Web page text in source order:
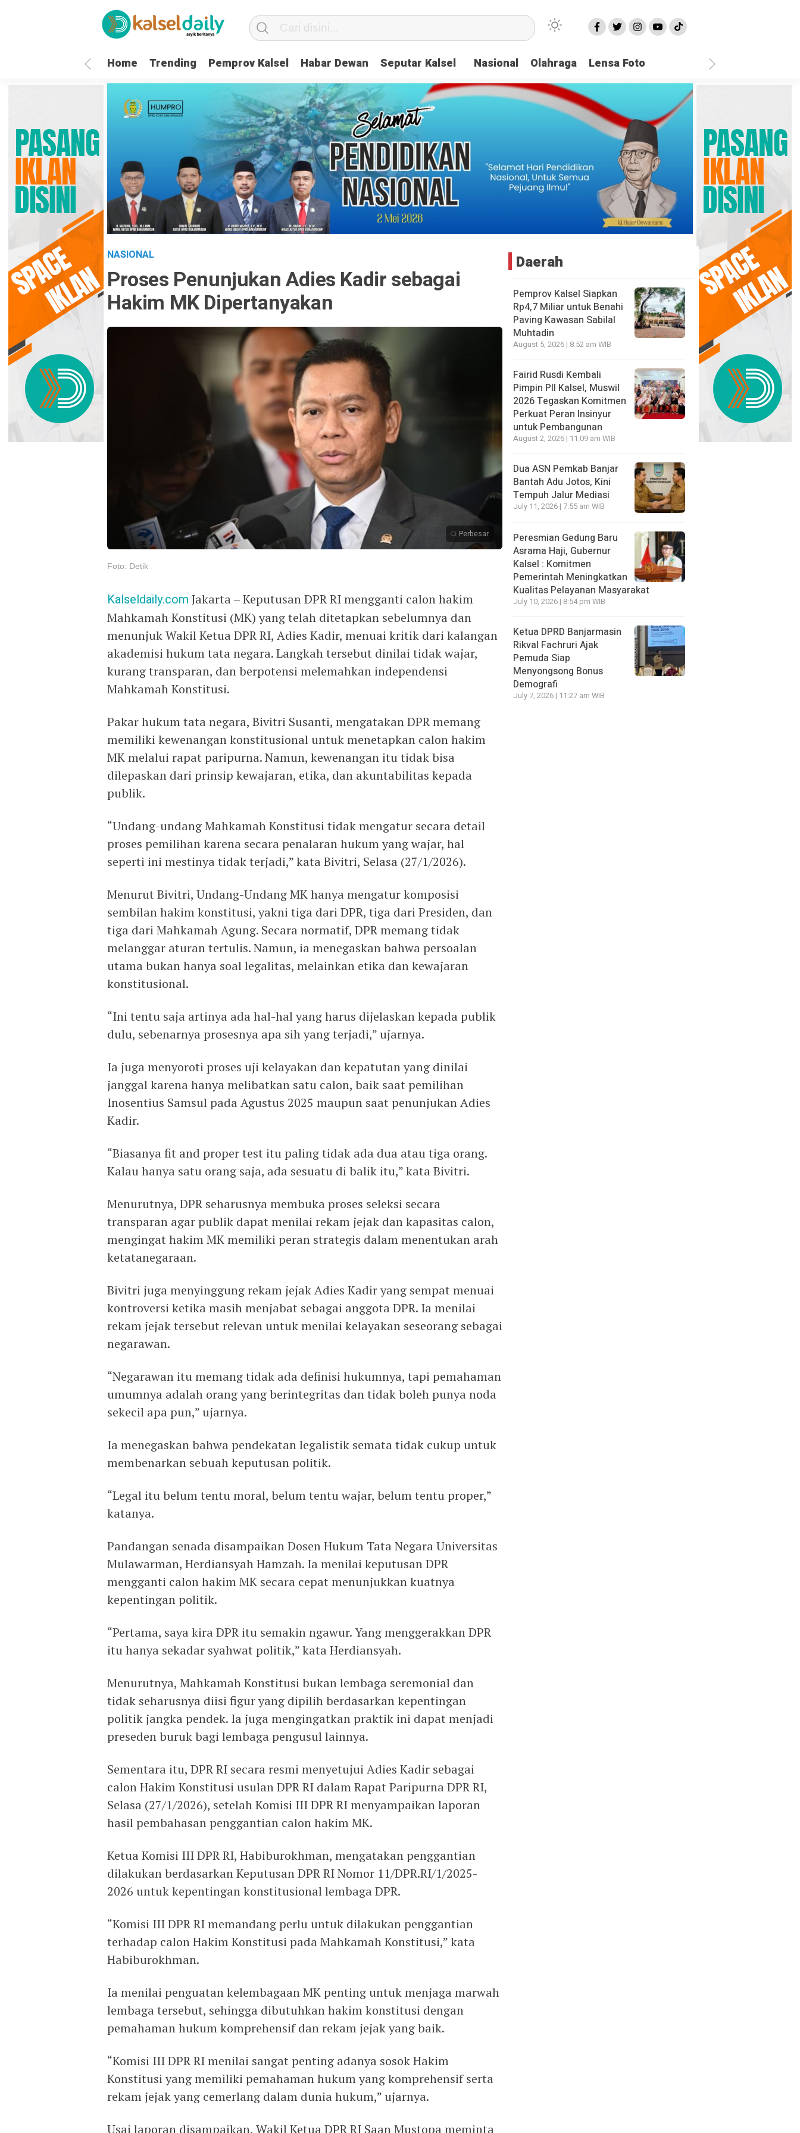
Home Trending Pemprov Kalsel Habar Dewan Seputar Kalsel Nasional Olahraga Lensa Foto
NASIONAL
Proses Penunjukan Adies Kadir sebagai
Hakim MK Dipertanyakan
Perbesar
Foto: Detik
Kalseldaily.com Jakarta – Keputusan DPR RI mengganti calon hakim
Mahkamah Konstitusi (MK) yang telah ditetapkan sebelumnya dan
menunjuk Wakil Ketua DPR RI, Adies Kadir, menuai kritik dari kalangan
akademisi hukum tata negara. Langkah tersebut dinilai tidak wajar,
kurang transparan, dan berpotensi melemahkan independensi
Mahkamah Konstitusi.
Pakar hukum tata negara, Bivitri Susanti, mengatakan DPR memang
memiliki kewenangan konstitusional untuk menetapkan calon hakim
MK melalui rapat paripurna. Namun, kewenangan itu tidak bisa
dilepaskan dari prinsip kewajaran, etika, dan akuntabilitas kepada
publik.
“Undang-undang Mahkamah Konstitusi tidak mengatur secara detail
proses pemilihan karena secara penalaran hukum yang wajar, hal
seperti ini mestinya tidak terjadi,” kata Bivitri, Selasa (27/1/2026).
Menurut Bivitri, Undang-Undang MK hanya mengatur komposisi
sembilan hakim konstitusi, yakni tiga dari DPR, tiga dari Presiden, dan
tiga dari Mahkamah Agung. Secara normatif, DPR memang tidak
melanggar aturan tertulis. Namun, ia menegaskan bahwa persoalan
utama bukan hanya soal legalitas, melainkan etika dan kewajaran
konstitusional.
“Ini tentu saja artinya ada hal-hal yang harus dijelaskan kepada publik
dulu, sebenarnya prosesnya apa sih yang terjadi,” ujarnya.
Ia juga menyoroti proses uji kelayakan dan kepatutan yang dinilai
janggal karena hanya melibatkan satu calon, baik saat pemilihan
Inosentius Samsul pada Agustus 2025 maupun saat penunjukan Adies
Kadir.
“Biasanya fit and proper test itu paling tidak ada dua atau tiga orang.
Kalau hanya satu orang saja, ada sesuatu di balik itu,” kata Bivitri.
Menurutnya, DPR seharusnya membuka proses seleksi secara
transparan agar publik dapat menilai rekam jejak dan kapasitas calon,
mengingat hakim MK memiliki peran strategis dalam menentukan arah
ketatanegaraan.
Bivitri juga menyinggung rekam jejak Adies Kadir yang sempat menuai
kontroversi ketika masih menjabat sebagai anggota DPR. Ia menilai
rekam jejak tersebut relevan untuk menilai kelayakan seseorang sebagai
negarawan.
“Negarawan itu memang tidak ada definisi hukumnya, tapi pemahaman
umumnya adalah orang yang berintegritas dan tidak boleh punya noda
sekecil apa pun,” ujarnya.
Ia menegaskan bahwa pendekatan legalistik semata tidak cukup untuk
membenarkan sebuah keputusan politik.
“Legal itu belum tentu moral, belum tentu wajar, belum tentu proper,”
katanya.
Pandangan senada disampaikan Dosen Hukum Tata Negara Universitas
Mulawarman, Herdiansyah Hamzah. Ia menilai keputusan DPR
mengganti calon hakim MK secara cepat menunjukkan kuatnya
kepentingan politik.
“Pertama, saya kira DPR itu semakin ngawur. Yang menggerakkan DPR
itu hanya sekadar syahwat politik,” kata Herdiansyah.
Menurutnya, Mahkamah Konstitusi bukan lembaga seremonial dan
tidak seharusnya diisi figur yang dipilih berdasarkan kepentingan
politik jangka pendek. Ia juga mengingatkan praktik ini dapat menjadi
preseden buruk bagi lembaga pengusul lainnya.
Sementara itu, DPR RI secara resmi menyetujui Adies Kadir sebagai
calon Hakim Konstitusi usulan DPR RI dalam Rapat Paripurna DPR RI,
Selasa (27/1/2026), setelah Komisi III DPR RI menyampaikan laporan
hasil pembahasan penggantian calon hakim MK.
Ketua Komisi III DPR RI, Habiburokhman, mengatakan penggantian
dilakukan berdasarkan Keputusan DPR RI Nomor 11/DPR.RI/1/2025-
2026 untuk kepentingan konstitusional lembaga DPR.
“Komisi III DPR RI memandang perlu untuk dilakukan penggantian
terhadap calon Hakim Konstitusi pada Mahkamah Konstitusi,” kata
Habiburokhman.
Ia menilai penguatan kelembagaan MK penting untuk menjaga marwah
lembaga tersebut, sehingga dibutuhkan hakim konstitusi dengan
pemahaman hukum komprehensif dan rekam jejak yang baik.
“Komisi III DPR RI menilai sangat penting adanya sosok Hakim
Konstitusi yang memiliki pemahaman hukum yang komprehensif serta
rekam jejak yang cemerlang dalam dunia hukum,” ujarnya.
Usai laporan disampaikan, Wakil Ketua DPR RI Saan Mustopa meminta
Daerah
Pemprov Kalsel Siapkan
Rp4,7 Miliar untuk Benahi
Paving Kawasan Sabilal
Muhtadin
August 5, 2026 | 8:52 am WIB
Fairid Rusdi Kembali
Pimpin PII Kalsel, Muswil
2026 Tegaskan Komitmen
Perkuat Peran Insinyur
untuk Pembangunan
August 2, 2026 | 11:09 am WIB
Dua ASN Pemkab Banjar
Bantah Adu Jotos, Kini
Tempuh Jalur Mediasi
July 11, 2026 | 7:55 am WIB
Peresmian Gedung Baru
Asrama Haji, Gubernur
Kalsel : Komitmen
Pemerintah Meningkatkan
Kualitas Pelayanan Masyarakat
July 10, 2026 | 8:54 pm WIB
Ketua DPRD Banjarmasin
Rikval Fachruri Ajak
Pemuda Siap
Menyongsong Bonus
Demografi
July 7, 2026 | 11:27 am WIB